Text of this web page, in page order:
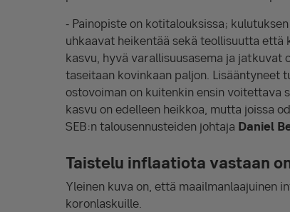
- Painopiste on kotitalouksissa;
uhkaavat heikentää sekä teollisuutta
kasvu, hyvä varallisuusasema ja jatkuvat
taseitaan kovinkaan paljon. Lisääntyneet
ostovoiman on kuitenkin ensin voitettava
kasvu on edelleen heikkoa, mutta joissa
SEB:n talousennusteiden johtaja Daniel
Taistelu inflaatiota vastaan
Yleinen kuva on, että maailmanlaajuinen
koronlaskuille.